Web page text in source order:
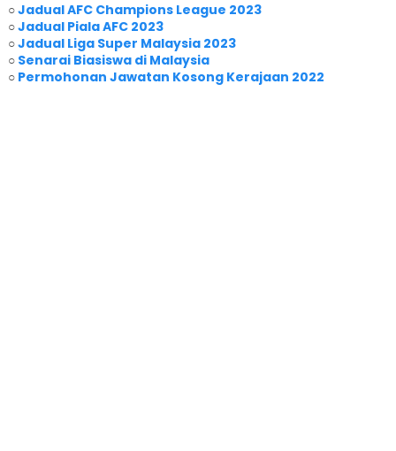
○Jadual AFC Champions League 2023
○Jadual Piala AFC 2023
○Jadual Liga Super Malaysia 2023
○ Senarai Biasiswa di Malaysia
○ Permohonan Jawatan Kosong Kerajaan 2022